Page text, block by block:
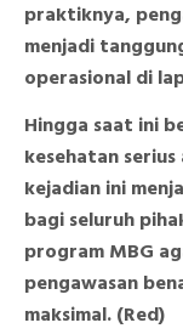
praktiknya,
menjadi
operasional di
Hingga saat ini
kesehatan
kejadian ini
bagi seluruh
program MBG
pengawasan
maksimal. (Red)